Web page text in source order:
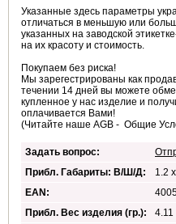
Указанные здесь параметры
отличаться в меньшую или
указанных на заводской
на их красоту и стоимость.
Покупаем без риска!
Мы зарегестрированы как
течении 14 дней вы можете
купленное у нас изделие и
оплачивается Вами!
(Читайте наше AGB - Общие
Задать вопрос:
Прибл. Габариты: В/Ш/Д:
1.2
EAN:
Прибл. Вес изделия (гр.):
4.11